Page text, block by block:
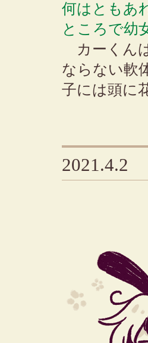
何はともあ
ところで幼
カーくん
ならない軟
子には頭に
2021.4.2